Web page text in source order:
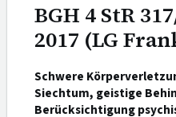
BGH 4 StR
2017 (LG
Schwere
Siechtum, geistige
Berücksichtigung